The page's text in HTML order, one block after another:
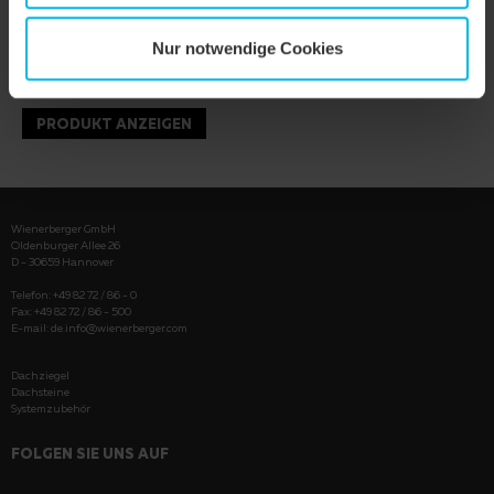
Nur notwendige Cookies
PRODUKT ANZEIGEN
Wienerberger GmbH
Oldenburger Allee 26
D - 30659 Hannover
Telefon: +49 82 72 / 86 - 0
Fax: +49 82 72 / 86 - 500
E-mail: de.info@wienerberger.com
Dachziegel
Dachsteine
Systemzubehör
FOLGEN SIE UNS AUF